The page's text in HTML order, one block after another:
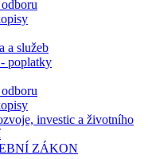
a služeb
poplatky
investic a životního
ZÁKON